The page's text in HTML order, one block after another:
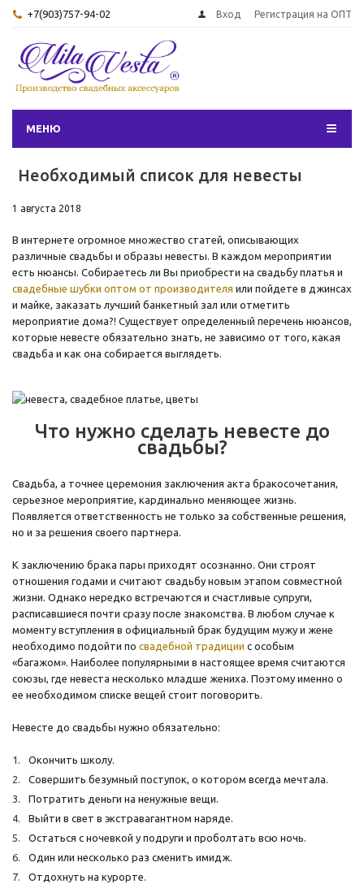
+7(903)757-94-02 Вход Регистрация на ОПТ
МЕНЮ
Необходимый список для невесты
1 августа 2018
В интернете огромное множество статей, описывающих
различные свадьбы и образы невесты. В каждом мероприятии
есть нюансы. Собираетесь ли Вы приобрести на свадьбу платья и
свадебные шубки оптом от производителя или пойдете в джинсах
и майке, заказать лучший банкетный зал или отметить
мероприятие дома?! Существует определенный перечень нюансов,
которые невесте обязательно знать, не зависимо от того, какая
свадьба и как она собирается выглядеть.
Что нужно сделать невесте до
свадьбы?
Свадьба, а точнее церемония заключения акта бракосочетания,
серьезное мероприятие, кардинально меняющее жизнь.
Появляется ответственность не только за собственные решения,
но и за решения своего партнера.
К заключению брака пары приходят осознанно. Они строят
отношения годами и считают свадьбу новым этапом совместной
жизни. Однако нередко встречаются и счастливые супруги,
расписавшиеся почти сразу после знакомства. В любом случае к
моменту вступления в официальный брак будущим мужу и жене
необходимо подойти по свадебной традиции с особым
«багажом». Наиболее популярными в настоящее время считаются
союзы, где невеста несколько младше жениха. Поэтому именно о
ее необходимом списке вещей стоит поговорить.
Невесте до свадьбы нужно обязательно:
Окончить школу.
Совершить безумный поступок, о котором всегда мечтала.
Потратить деньги на ненужные вещи.
Выйти в свет в экстравагантном наряде.
Остаться с ночевкой у подруги и проболтать всю ночь.
Один или несколько раз сменить имидж.
Отдохнуть на курорте.